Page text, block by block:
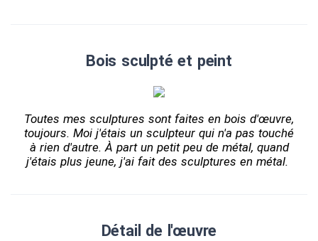
Bois sculpté et peint
Toutes mes sculptures sont faites en bois d'œuvre,
toujours. Moi j'étais un sculpteur qui n'a pas touché
à rien d'autre. À part un petit peu de métal, quand
j'étais plus jeune, j'ai fait des sculptures en métal.
Détail de l'œuvre